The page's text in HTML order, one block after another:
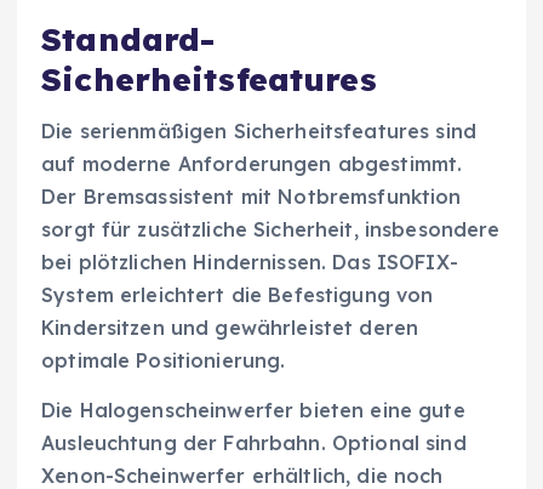
Standard-
Sicherheitsfeatures
Die serienmäßigen Sicherheitsfeatures sind
auf moderne Anforderungen abgestimmt.
Der Bremsassistent mit Notbremsfunktion
sorgt für zusätzliche Sicherheit, insbesondere
bei plötzlichen Hindernissen. Das ISOFIX-
System erleichtert die Befestigung von
Kindersitzen und gewährleistet deren
optimale Positionierung.
Die Halogenscheinwerfer bieten eine gute
Ausleuchtung der Fahrbahn. Optional sind
Xenon-Scheinwerfer erhältlich, die noch